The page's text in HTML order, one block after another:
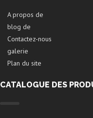
A propos de
blog de
Contactez-nous
galerie
Plan du site
CATALOGUE DES